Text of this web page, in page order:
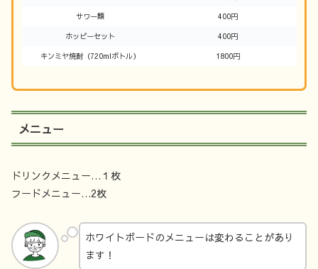
サワー類
400円
ホッピーセット
400円
キンミヤ焼酎（720mlボトル）
1800円
メニュー
ドリンクメニュー…１枚
フードメニュー…2枚
ホワイトボードのメニューは変わることがあり
ます！